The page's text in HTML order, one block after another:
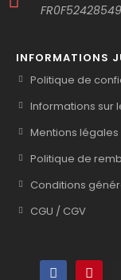
INFORMATIONS
Politique de
Informations sur
Mentions légales
Politique de
Conditions
CGU / CGV